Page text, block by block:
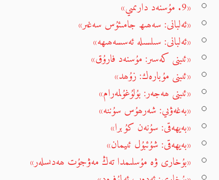
«9. مۇسنەد دارىمىي»
«ئەلبانى: سەھىھ جامىئۇس سەغىر»
«ئەلبانى: سىلسىلە ئەسسەھىھە»
«ئىبنى كەسىر: مۇسنەد فارۇق»
«ئىبنى مۇبارەك: زۇھد»
«ئىبنى ھەجەر: بۇلۇغۇلمەرام»
«بەغەۋىي: شەرھۇس سۇننە»
«بەيھەقى: سۇنەن كۇبرا»
«بەيھەقى: شۇئبۇل ئىيمان»
«بۇخارى ۋە مۇسلىمدا تەڭ مەۋجۇت ھەدىسلەر»